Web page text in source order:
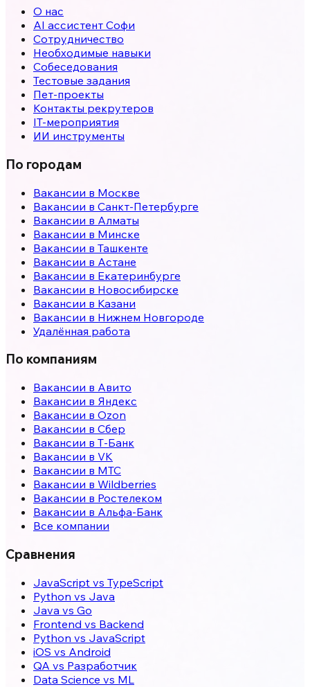
О нас
AI ассистент Софи
Сотрудничество
Необходимые навыки
Собеседования
Тестовые задания
Пет-проекты
Контакты рекрутеров
IT-мероприятия
ИИ инструменты
По городам
Вакансии в Москве
Вакансии в Санкт-Петербурге
Вакансии в Алматы
Вакансии в Минске
Вакансии в Ташкенте
Вакансии в Астане
Вакансии в Екатеринбурге
Вакансии в Новосибирске
Вакансии в Казани
Вакансии в Нижнем Новгороде
Удалённая работа
По компаниям
Вакансии в Авито
Вакансии в Яндекс
Вакансии в Ozon
Вакансии в Сбер
Вакансии в Т-Банк
Вакансии в VK
Вакансии в МТС
Вакансии в Wildberries
Вакансии в Ростелеком
Вакансии в Альфа-Банк
Все компании
Сравнения
JavaScript vs TypeScript
Python vs Java
Java vs Go
Frontend vs Backend
Python vs JavaScript
iOS vs Android
QA vs Разработчик
Data Science vs ML